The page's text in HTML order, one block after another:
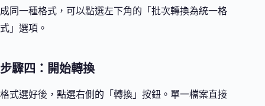
成同一種格式，可以點選左下角的「批次轉換為統一格
式」選項。
步驟四：開始轉換
格式選好後，點選右側的「轉換」按鈕。單一檔案直接